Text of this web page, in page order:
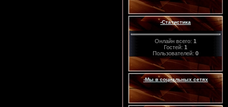
-Статистика
Онлайн всего: 1
Гостей: 1
Пользователей: 0
-Мы в социальных сетях